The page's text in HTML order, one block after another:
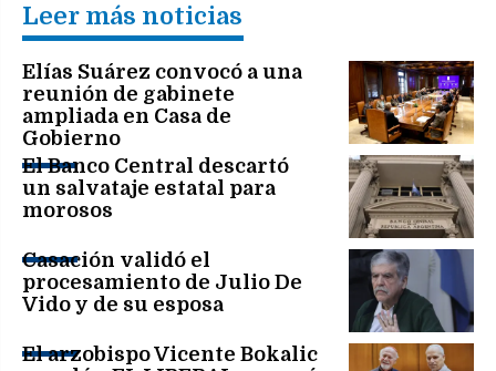
Leer más noticias
Elías Suárez convocó a una
reunión de gabinete
ampliada en Casa de
Gobierno
El Banco Central descartó
un salvataje estatal para
morosos
Casación validó el
procesamiento de Julio De
Vido y de su esposa
El arzobispo Vicente Bokalic